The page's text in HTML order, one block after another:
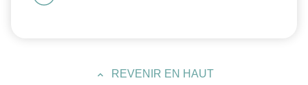
REVENIR EN HAUT